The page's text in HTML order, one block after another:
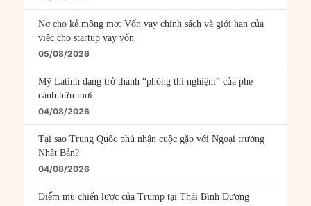
Nợ cho kẻ mộng mơ: Vốn vay chính sách và giới hạn của
việc cho startup vay vốn
05/08/2026
Mỹ Latinh đang trở thành “phòng thí nghiệm” của phe
cánh hữu mới
04/08/2026
Tại sao Trung Quốc phủ nhận cuộc gặp với Ngoại trưởng
Nhật Bản?
04/08/2026
Điểm mù chiến lược của Trump tại Thái Bình Dương